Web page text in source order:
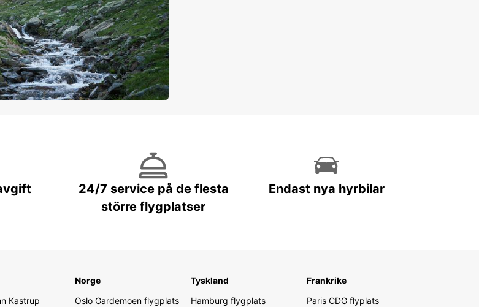
24/7 service på de flesta
större flygplatser
Endast nya hyrbilar
Kastrup
Norge
Oslo Gardemoen flygplats
Tyskland
Hamburg flygplats
Frankrike
Paris CDG flyplats